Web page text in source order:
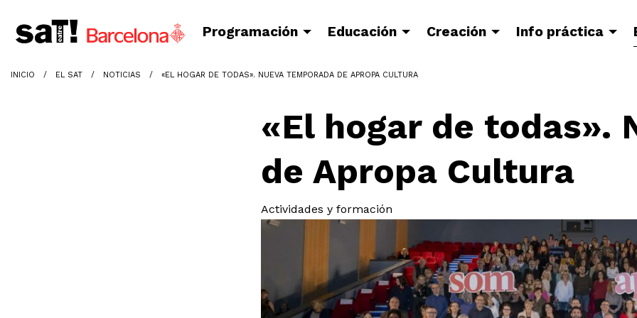
Programación Educación Creación Info práctica
INICIO EL SAT NOTICIAS «EL HOGAR DE TODAS». NUEVA TEMPORADA DE APROPA CULTURA
«El hogar de todas».
de Apropa Cultura
Actividades y formación